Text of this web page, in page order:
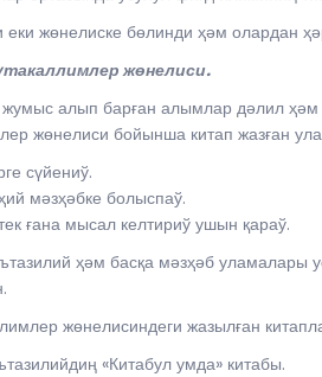
жөнелиске бөлинди ҳәм олардан
жөнелиси.
алып барған алымлар дәлил ҳәм
жөнелиси бойынша китап жазған
сүйениў.
мәзҳәбке болыспаў.
ғана мысал келтириў ушын қараў.
ҳәм басқа мәзҳәб уламалары
жөнелисиндеги жазылған
«Китабул умда» китабы.